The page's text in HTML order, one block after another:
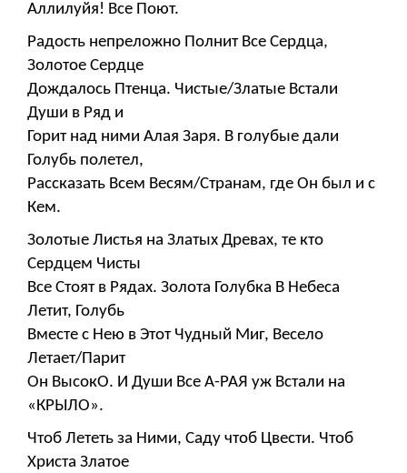
Аллилуйя! Все Поют.
Радость непреложно Полнит Все Сердца,
Золотое Сердце
Дождалось Птенца. Чистые/Златые Встали
Души в Ряд и
Горит над ними Алая Заря. В голубые дали
Голубь полетел,
Рассказать Всем Весям/Странам, где Он был и с
Кем.
Золотые Листья на Златых Древах, те кто
Сердцем Чисты
Все Стоят в Рядах. Золота Голубка В Небеса
Летит, Голубь
Вместе с Нею в Этот Чудный Миг, Весело
Летает/Парит
Он ВысокО. И Души Все А-РАЯ уж Встали на
«КРЫЛО».
Чтоб Лететь за Ними, Саду чтоб Цвести. Чтоб
Христа Златое